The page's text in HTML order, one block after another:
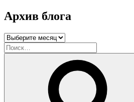
Архив блога
Архив
блога
Искать: